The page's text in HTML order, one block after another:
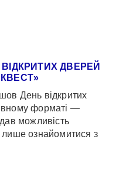
ДВЕРЕЙ
День відкритих
форматі —
можливість
лише ознайомитися з